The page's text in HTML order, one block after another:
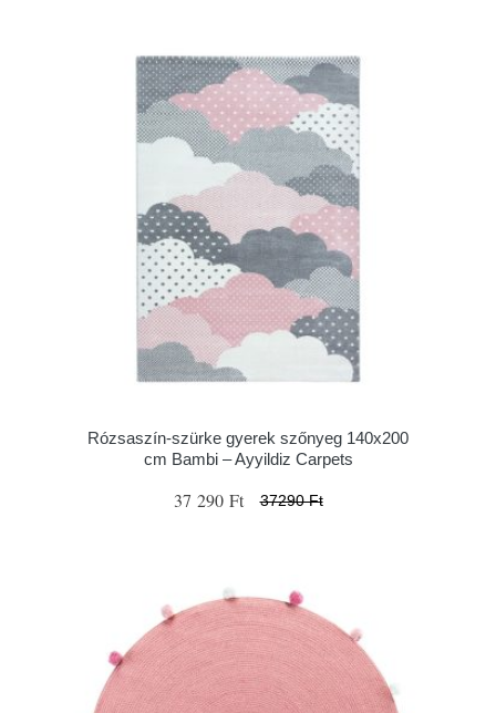
Rózsaszín-szürke gyerek szőnyeg 140x200
cm Bambi – Ayyildiz Carpets
37 290 Ft 37290 Ft